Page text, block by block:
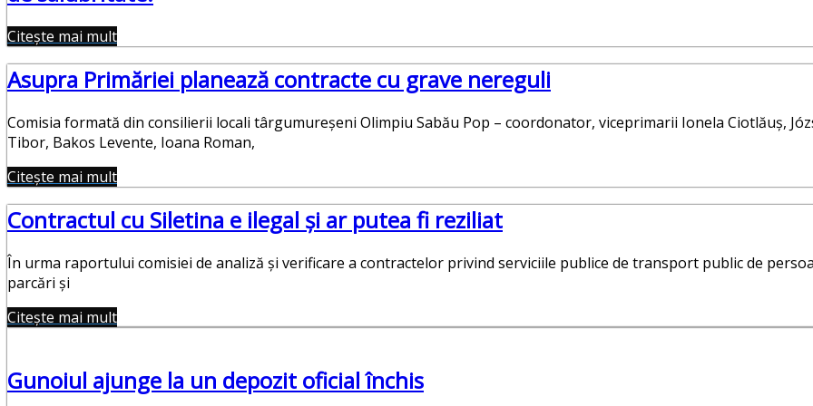
Citește mai mult
Asupra Primăriei planează contracte cu grave nereguli
Comisia formată din consilierii locali târgumureșeni Olimpiu Sabău Pop – coordonator, viceprimarii Ionela Ciotlăuș,
Tibor, Bakos Levente, Ioana Roman,
Citește mai mult
Contractul cu Siletina e ilegal și ar putea fi reziliat
În urma raportului comisiei de analiză şi verificare a contractelor privind serviciile publice de transport public de
parcări şi
Citește mai mult
Gunoiul ajunge la un depozit oficial închis